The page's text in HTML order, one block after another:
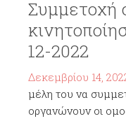
Συμμετοχή
12-2022
Δεκεμβρίου 14,
μέλη του να
οργανώνουν οι